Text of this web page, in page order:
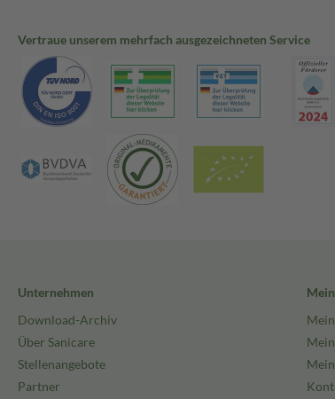
Vertraue unserem mehrfach ausgezeichneten Service
Unternehmen
Download-Archiv
Über Sanicare
Stellenangebote
Partner